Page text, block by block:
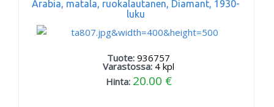
Arabia, matala, ruokalautanen, Diamant, 1930-
luku
Tuote:936757
Varastossa: 4 kpl
Hinta: 20.00 €